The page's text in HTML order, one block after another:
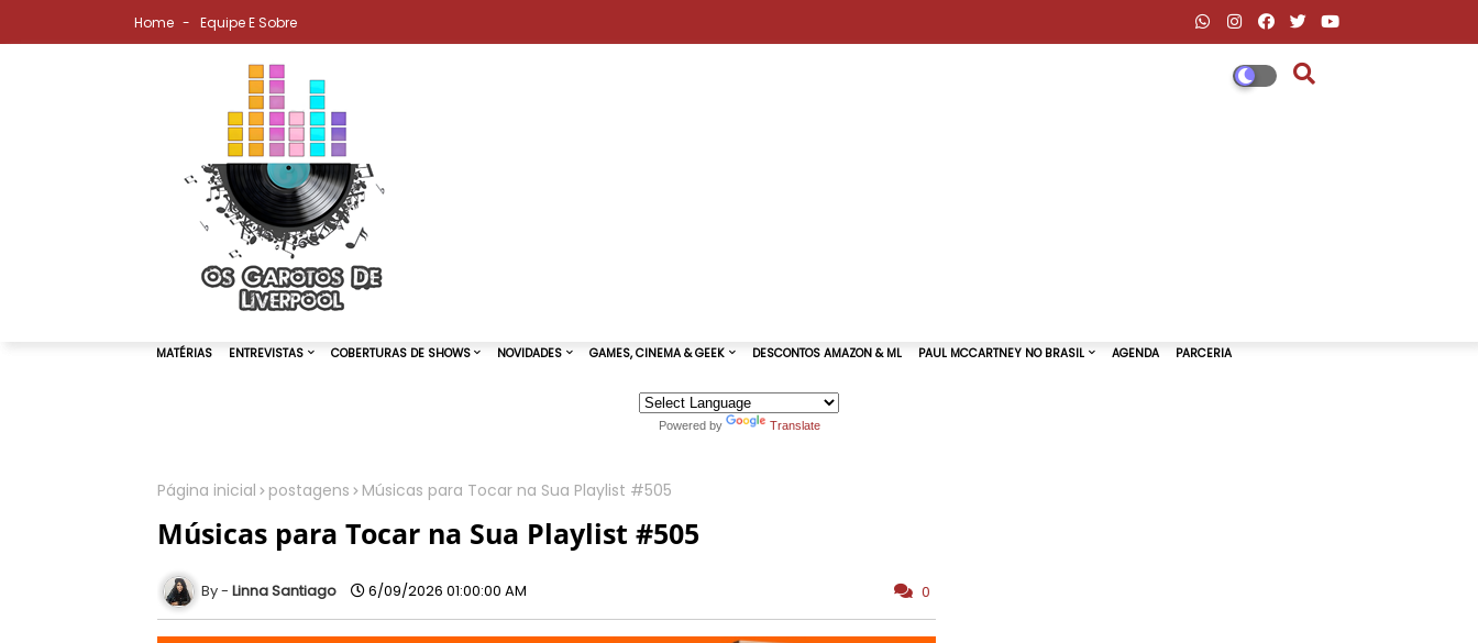
Home Equipe E Sobre
Powered by Translate
Página inicial postagens Músicas para Tocar na Sua Playlist #505
Músicas para Tocar na Sua Playlist #505
Linna Santiago 6/09/2026 01:00:00 AM 0